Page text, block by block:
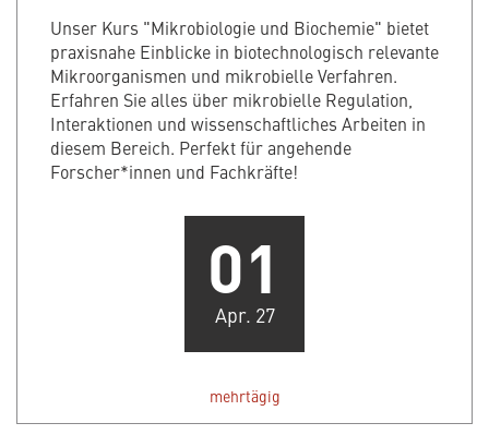
Unser Kurs "Mikrobiologie und Biochemie" bietet
praxisnahe Einblicke in biotechnologisch relevante
Mikroorganismen und mikrobielle Verfahren.
Erfahren Sie alles über mikrobielle Regulation,
Interaktionen und wissenschaftliches Arbeiten in
diesem Bereich. Perfekt für angehende
Forscher*innen und Fachkräfte!
01
Apr. 27
mehrtägig